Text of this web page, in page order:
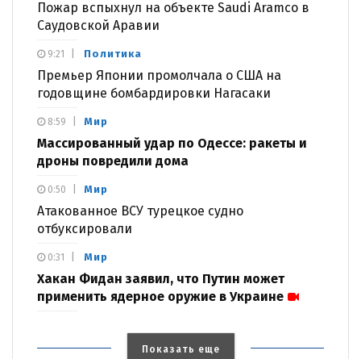
Пожар вспыхнул на объекте Saudi Aramco в
Саудовской Аравии
Политика
Премьер Японии промолчала о США на
годовщине бомбардировки Нагасаки
9:21
Мир
Массированный удар по Одессе: ракеты и
дроны повредили дома
8:59
Мир
Атакованное ВСУ турецкое судно
отбуксировали
0:50
Мир
Хакан Фидан заявил, что Путин может
применить ядерное оружие в Украине
0:31
Показать еще